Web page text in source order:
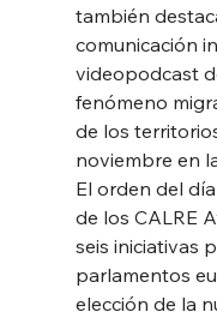
también
comunicación
videopodcast
fenómeno
de los
noviembre en
El orden del
de los CALRE
seis iniciativas
parlamentos
elección de la